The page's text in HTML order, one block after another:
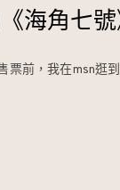
海角七號
票前，我在msn逛